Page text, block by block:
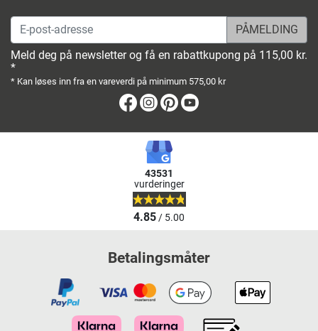
E-post-adresse
Meld deg på newsletter og få en rabattkupong på 115,00 kr.
*
* Kan løses inn fra en vareverdi på minimum 575,00 kr
Facebook
Instagram
Pinterest
43531
vurderinger
4.85/ 5.00
Betalingsmåter